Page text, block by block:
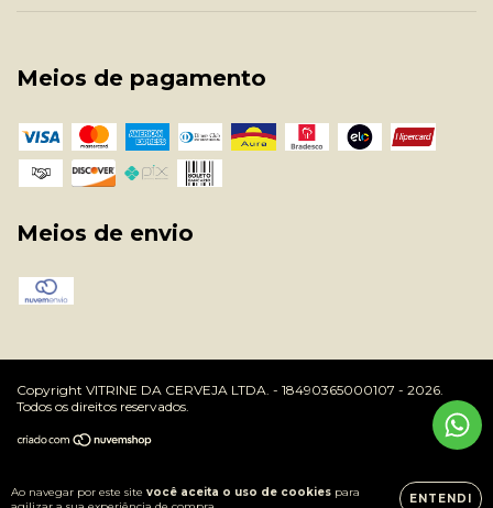
Ao navegar por este site você aceita o uso de cookies para
ENTENDI
Meios de pagamento
Meios de envio
Copyright VITRINE DA CERVEJA LTDA. - 18490365000107 - 2026.
Todos os direitos reservados.